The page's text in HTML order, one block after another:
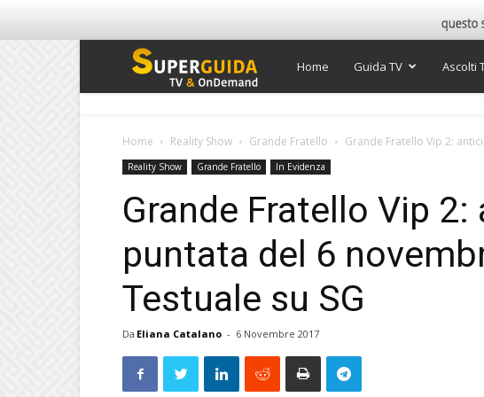
Super
TV
Home Guida TV Ascolti
Home Reality Show Grande Fratello Grande Fratello Vip 2:
Reality Show Grande Fratello In Evidenza
Grande Fratello Vip
puntata del 6
Testuale su SG
Da Eliana Catalano - 6 Novembre 2017